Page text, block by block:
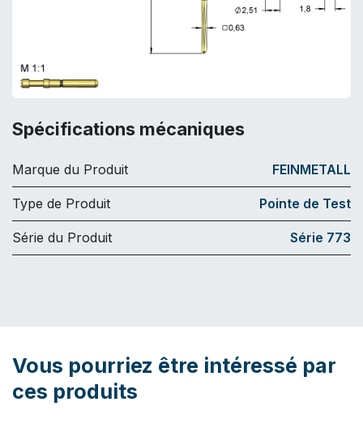
Spécifications mécaniques
Marque du Produit FEINMETALL
Type de Produit Pointe de Test
Série du Produit Série 773
Vous pourriez être intéressé par
ces produits